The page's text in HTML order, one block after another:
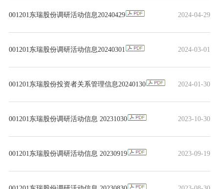
001201东瑞股份调研活动信息20240429 2024-04-29
001201东瑞股份调研活动信息20240301 2024-03-01
001201东瑞股份投资者关系管理信息20240130 2024-01-30
001201东瑞股份调研活动信息 20231030 2023-10-30
001201东瑞股份调研活动信息 20230919 2023-09-19